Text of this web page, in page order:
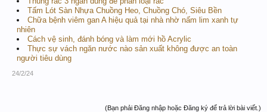
Tấm Lót Sàn Nhựa Chuồng Heo, Chuồng Chó, Siêu Bền
Chữa bệnh viêm gan A hiệu quả tại nhà nhờ nấm lim xanh tự
nhiên
Cách vệ sinh, đánh bóng và làm mới hồ Acrylic
Thực sự vách ngăn nước nào sản xuất không được an toàn
người tiêu dùng
24/2/24
(Bạn phải Đăng nhập hoặc Đăng ký để trả lời bài viết.)